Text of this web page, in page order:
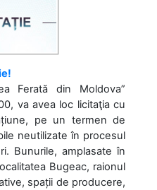
Ferată din Moldova”
va avea loc licitaţia cu
pe un termen de
neutilizate în procesul
Bunurile, amplasate în
Bugeac, raionul
spații de producere,